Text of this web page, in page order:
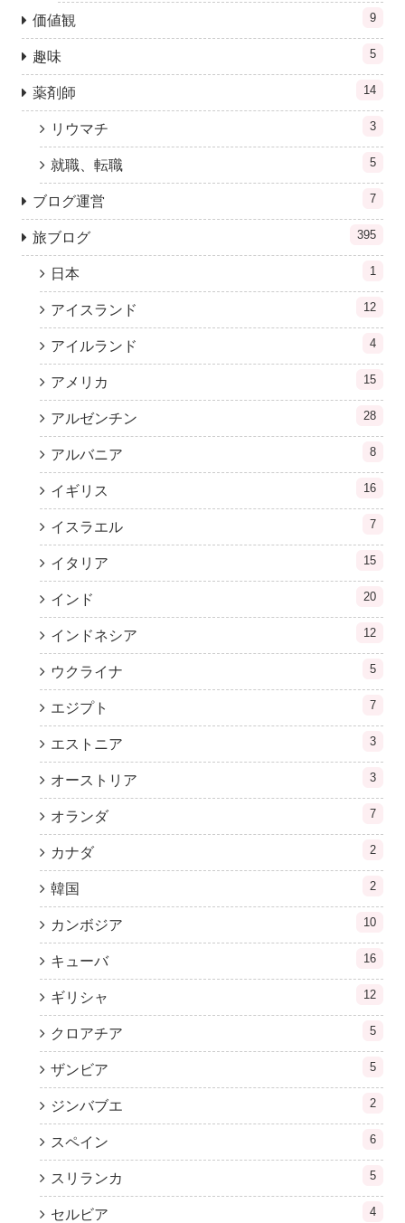
価値観 9
趣味 5
薬剤師 14
リウマチ 3
就職、転職 5
ブログ運営 7
旅ブログ 395
日本 1
アイスランド 12
アイルランド 4
アメリカ 15
アルゼンチン 28
アルバニア 8
イギリス 16
イスラエル 7
イタリア 15
インド 20
インドネシア 12
ウクライナ 5
エジプト 7
エストニア 3
オーストリア 3
オランダ 7
カナダ 2
韓国 2
カンボジア 10
キューバ 16
ギリシャ 12
クロアチア 5
ザンビア 5
ジンバブエ 2
スペイン 6
スリランカ 5
セルビア 4